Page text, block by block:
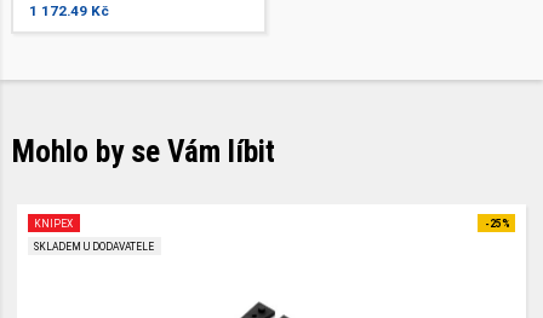
1 172.49 Kč
Mohlo by se Vám líbit
SKLADEM U DODAVATELE
KNIPEX -25%